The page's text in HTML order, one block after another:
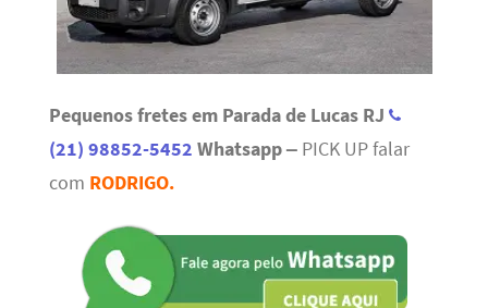
Pequenos fretes em Parada de Lucas RJ
(21) 98852-5452 Whatsapp – PICK UP falar
com RODRIGO.